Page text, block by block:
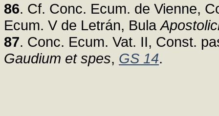
86. Cf. Conc. Ecum. de Vienne,
Ecum. V de Letrán, Bula
87. Conc. Ecum. Vat. II, Const.
Gaudium et spes, GS 14.